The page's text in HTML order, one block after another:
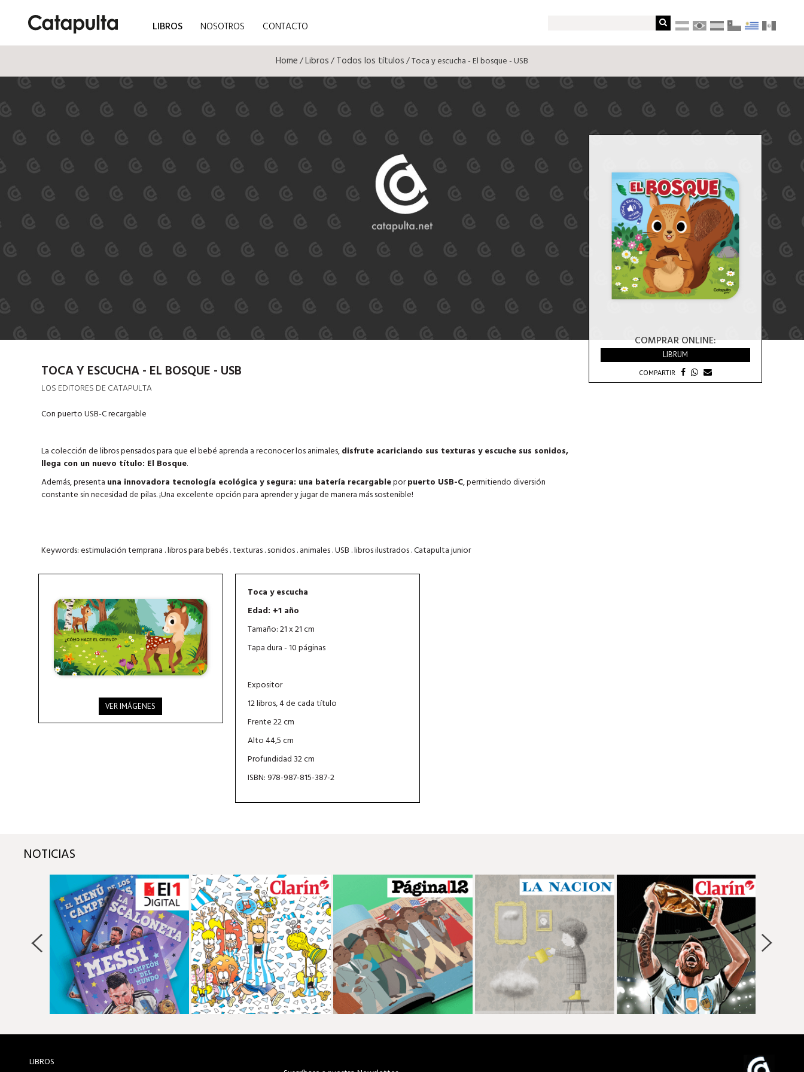
LIBROS NOSOTROS CONTACTO
Home/Libros/Todos los títulos/ Toca y escucha - El bosque - USB
COMPRAR ONLINE:
LIBRUM
COMPARTIR
TOCA Y ESCUCHA - EL BOSQUE - USB
LOS EDITORES DE CATAPULTA
Con puerto USB-C recargable
La colección de libros pensados para que el bebé aprenda a reconocer los animales,disfrute acariciando sus texturas y escuche sus sonidos,
llega con un nuevo título: El Bosque.
Además, presenta una innovadora tecnología ecológica y segura: una batería recargableporpuerto USB-C, permitiendo diversión
constante sin necesidad de pilas. ¡Una excelente opción para aprender y jugar de manera más sostenible!
Keywords: estimulación temprana . libros para bebés . texturas . sonidos . animales . USB . libros ilustrados . Catapulta junior
VER IMÁGENES
Toca y escucha
Edad: +1 año
Tamaño: 21 x 21 cm
Tapa dura - 10 páginas
Expositor
12 libros, 4 de cada título
Frente 22 cm
Alto 44,5 cm
Profundidad 32 cm
ISBN: 978-987-815-387-2
NOTICIAS
LIBROS